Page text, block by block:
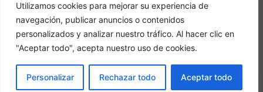
Utilizamos cookies para mejorar su experiencia de
navegación, publicar anuncios o contenidos
personalizados y analizar nuestro tráfico. Al hacer clic en
"Aceptar todo", acepta nuestro uso de cookies.
Personalizar Rechazar todo Aceptar todo
prenotazione online.
Siete il proprietario di questo sito web?–
Altri hotel in città
PRENOTA